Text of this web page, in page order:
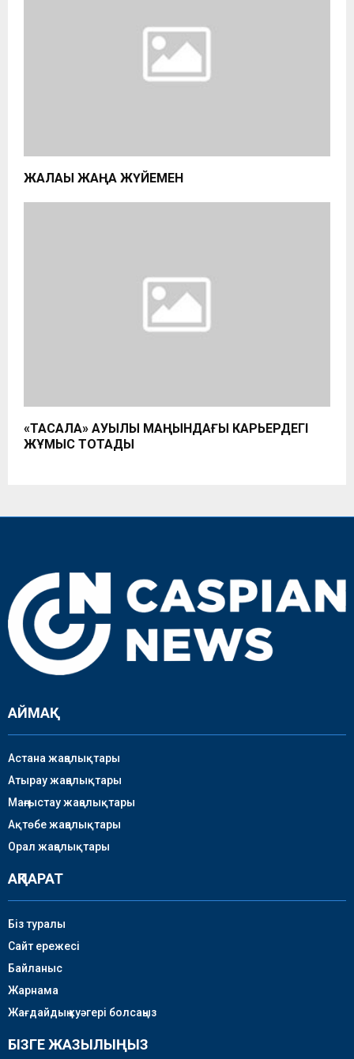
ЖАЛАҚЫ ЖАҢА ЖҮЙЕМЕН
«ТАСҚАЛА» АУЫЛЫ МАҢЫНДАҒЫ КАРЬЕРДЕГІ
ЖҰМЫС ТОҚТАДЫ
АЙМАҚ
Астана жаңалықтары
Атырау жаңалықтары
Маңғыстау жаңалықтары
Ақтөбе жаңалықтары
Орал жаңалықтары
АҚПАРАТ
Біз туралы
Сайт ережесі
Байланыс
Жарнама
Жағдайдың куәгері болсаңыз
БІЗГЕ ЖАЗЫЛЫҢЫЗ